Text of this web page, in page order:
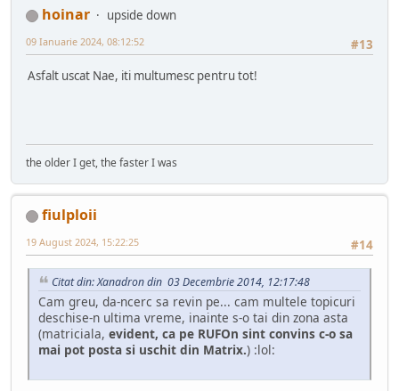
hoinar
upside down
#13
09 Ianuarie 2024, 08:12:52
Asfalt uscat Nae, iti multumesc pentru tot!
the older I get, the faster I was
fiulploii
#14
19 August 2024, 15:22:25
Citat din: Xanadron din 03 Decembrie 2014, 12:17:48
Cam greu, da-ncerc sa revin pe... cam multele topicuri
deschise-n ultima vreme, inainte s-o tai din zona asta
(matriciala, evident, ca pe RUFOn sint convins c-o sa
mai pot posta si uschit din Matrix.) :lol: